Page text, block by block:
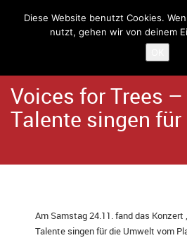
Angebote Kulturcafé Schlachthaus
Voices for Trees
Talente singen
Am Samstag 24.11. fand das
Talente singen für die Umwelt vom
Diese Website benutzt Cookies.
nutzt, gehen wir von deinem